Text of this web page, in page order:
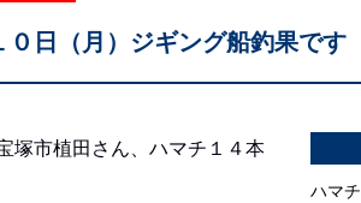
０日（月）ジギング船釣果です
塚市植田さん、ハマチ１４本
ハマチ